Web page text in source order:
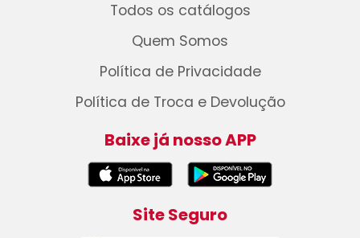
Todos os catálogos
Quem Somos
Política de Privacidade
Política de Troca e Devolução
Baixe já nosso APP
Site Seguro